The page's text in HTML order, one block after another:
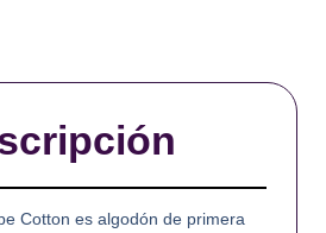
Cotton es algodón de primera